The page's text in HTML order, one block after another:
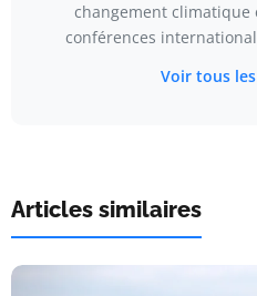
changement climatique
conférences
Voir tous
Articles similaires